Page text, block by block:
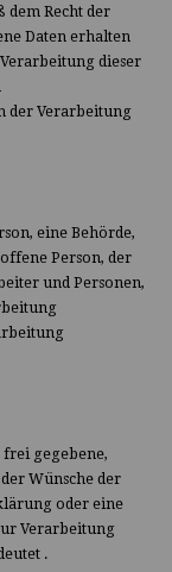
dem Recht der
Daten erhalten
dieser
der Verarbeitung
eine Behörde,
Person, der
und Personen,
gegebene,
Wünsche der
oder eine
Verarbeitung
.